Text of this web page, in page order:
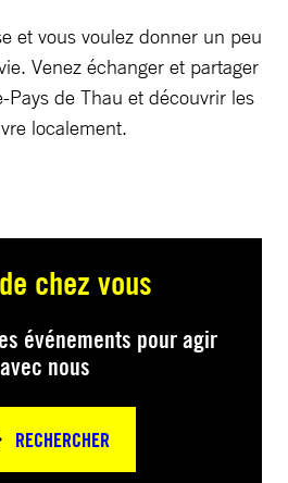
et vous voulez donner un peu
Venez échanger et partager
Pays de Thau et découvrir les
localement.
chez vous
événements pour agir
avec nous
RECHERCHER